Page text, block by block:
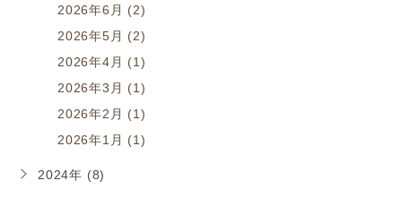
2026年6月 (2)
2026年5月 (2)
2026年4月 (1)
2026年3月 (1)
2026年2月 (1)
2026年1月 (1)
2024年 (8)